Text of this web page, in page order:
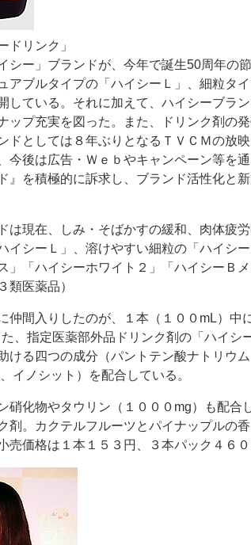
ドリンク」
シー」ブランドが、今年で誕生50周年の
アブルタイプの「ハイシーＬ」、細粒タ
している。それに加えて、ハイシーブラ
ップ充実を図った。また、ドリンク剤の
ドとしては８年ぶりとなるＴＶＣＭの放
今後は広告・Ｗｅｂやキャンペーン等を
』を積極的に訴求し、ブランド活性化と
現在、しみ・そばかすの緩和、肉体疲労
イシーＬ」、溶けやすい細粒の「ハイシ
」「ハイシーホワイト２」「ハイシーＢ
類医薬品）
間入りしたのが、１本（１００mL）中
、指定医薬部外品ドリンク剤の「ハイシ
ける四つの成分（パントテン酸ナトリウ
イノシット）を配合している。
硝化物やタウリン（１０００mg）も配合
剤。カクテルフルーツとパイナップルの
売価格は１本１５３円、３本パック４６０